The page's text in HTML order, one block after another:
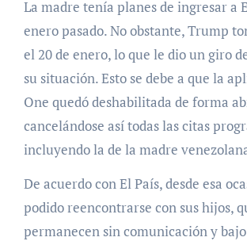
La madre tenía planes de ingresar a
enero pasado. No obstante, Trump
el 20 de enero, lo que le dio un giro
su situación. Esto se debe a que la
One quedó deshabilitada de forma
cancelándose así todas las citas
incluyendo la de la madre
De acuerdo con El País, desde esa
podido reencontrarse con sus hijos,
permanecen sin comunicación y